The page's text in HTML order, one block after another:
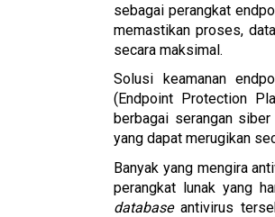
sebagai perangkat
memastikan proses,
secara maksimal.
Solusi keamanan
(Endpoint Protection
berbagai serangan
yang dapat merugikan
Banyak yang mengira
database antivirus